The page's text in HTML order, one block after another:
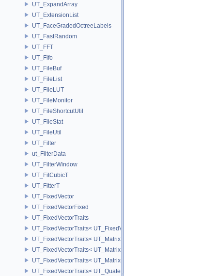
UT_ExpandArray
UT_ExtensionList
UT_FaceGradedOctreeLabels
UT_FastRandom
UT_FFT
UT_Fifo
UT_FileBuf
UT_FileList
UT_FileLUT
UT_FileMonitor
UT_FileShortcutUtil
UT_FileStat
UT_FileUtil
UT_Filter
ut_FilterData
UT_FilterWindow
UT_FitCubicT
UT_FitterT
UT_FixedVector
UT_FixedVectorFixed
UT_FixedVectorTraits
UT_FixedVectorTraits< UT_FixedVector< T, D > >
UT_FixedVectorTraits< UT_Matrix2T< T > >
UT_FixedVectorTraits< UT_Matrix3T< T > >
UT_FixedVectorTraits< UT_Matrix4T< T > >
UT_FixedVectorTraits< UT_QuaternionT< T > >